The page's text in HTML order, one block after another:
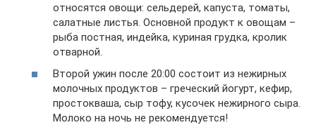
относятся овощи: сельдерей, капуста, томаты,
салатные листья. Основной продукт к овощам –
рыба постная, индейка, куриная грудка, кролик
отварной.
Второй ужин после 20:00 состоит из нежирных
молочных продуктов – греческий йогурт, кефир,
простокваша, сыр тофу, кусочек нежирного сыра.
Молоко на ночь не рекомендуется!